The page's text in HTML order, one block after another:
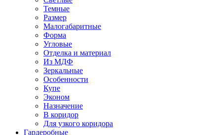
Темные
Размер
Малогабаритные
Форма
Угловые
Отделка и материал
Из МДФ
Зеркальные
Особенности
Купе
Эконом
Назначение
В коридор
Для узкого коридора
Гардеробные